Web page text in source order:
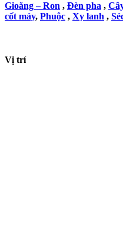
Gioăng – Ron , Đèn pha ,
cốt máy, Phuộc , Xy lanh ,
Vị trí